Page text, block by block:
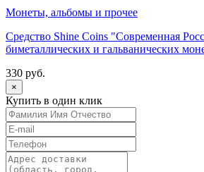
Монеты, альбомы и прочее
Средство Shine Coins "Современная
биметаллических и гальванических
330 руб.
×
Купить в один клик